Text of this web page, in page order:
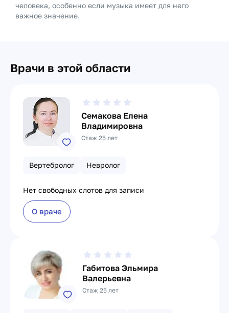
человека, особенно если музыка имеет для него
важное значение.
Врачи в этой области
Семакова Елена
Владимировна
Стаж 25 лет
Вертебролог Невролог
Нет свободных слотов для записи
О враче
Габитова Эльмира
Валерьевна
Стаж 25 лет